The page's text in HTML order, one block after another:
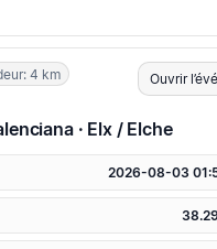
4 km Ouvrir
· Elx / Elche
2026-08-03